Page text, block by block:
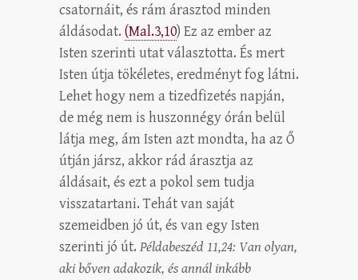
csatornáit, és rám árasztod minden
áldásodat. (Mal.3,10) Ez az ember az
Isten szerinti utat választotta. És mert
Isten útja tökéletes, eredményt fog látni.
Lehet hogy nem a tizedfizetés napján,
de még nem is huszonnégy órán belül
látja meg, ám Isten azt mondta, ha az Ő
útján jársz, akkor rád árasztja az
áldásait, és ezt a pokol sem tudja
visszatartani. Tehát van saját
szemeidben jó út, és van egy Isten
szerinti jó út. Példabeszéd 11,24: Van olyan,
aki bőven adakozik, és annál inkább